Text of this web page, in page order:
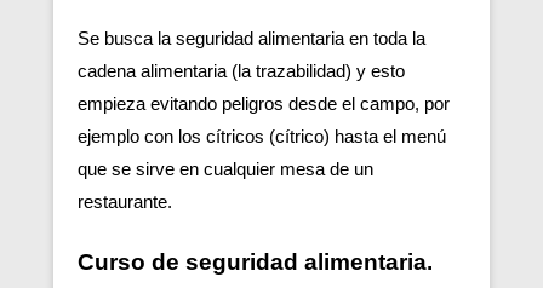
Se busca la seguridad alimentaria en toda la
cadena alimentaria (la trazabilidad) y esto
empieza evitando peligros desde el campo, por
ejemplo con los cítricos (cítrico) hasta el menú
que se sirve en cualquier mesa de un
restaurante.
Curso de seguridad alimentaria.